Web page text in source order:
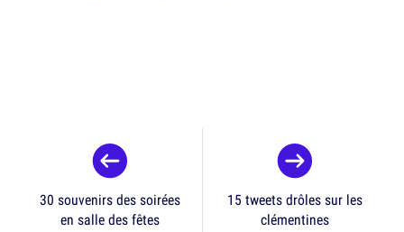
30 souvenirs des soirées
en salle des fêtes
15 tweets drôles sur les
clémentines